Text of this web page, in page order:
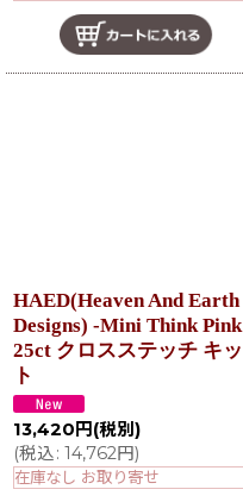
HAED(Heaven And Earth
Designs) -Mini Think Pink
25ct クロスステッチ キッ
ト
13,420 円 (税別)
(税込: 14,762円)
在庫なし お取り寄せ